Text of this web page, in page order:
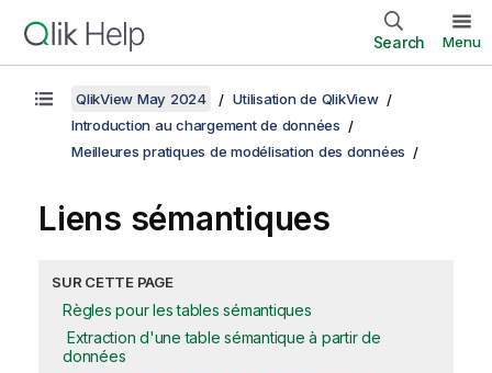
Search Menu
QlikView May 2024
Utilisation de QlikView
Introduction au chargement de données
Meilleures pratiques de modélisation des données
Liens sémantiques
SUR CETTE PAGE
Règles pour les tables sémantiques
Extraction d'une table sémantique à partir de
données